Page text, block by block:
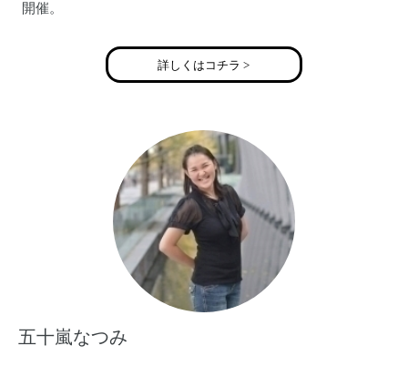
開催。
2018年 ボイスセラピストとして活動を再開
現在はカラオケパーティーを毎月開催中。
詳しくはコチラ >
五十嵐なつみ